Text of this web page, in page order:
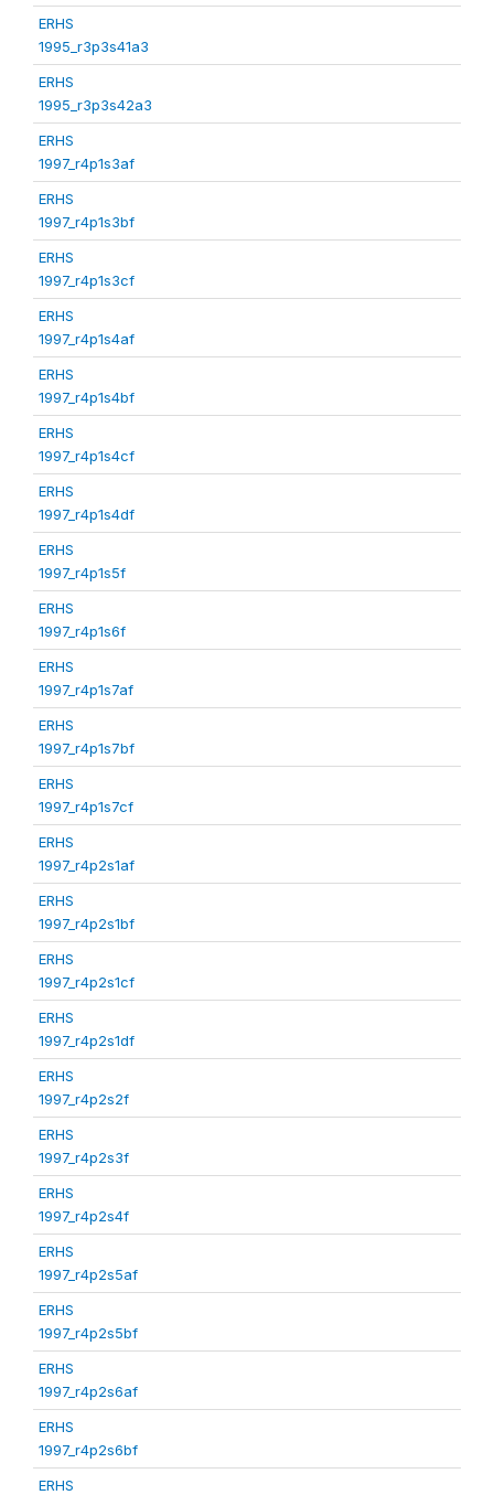
ERHS
1995_r3p3s41a3
ERHS
1995_r3p3s42a3
ERHS
1997_r4p1s3af
ERHS
1997_r4p1s3bf
ERHS
1997_r4p1s3cf
ERHS
1997_r4p1s4af
ERHS
1997_r4p1s4bf
ERHS
1997_r4p1s4cf
ERHS
1997_r4p1s4df
ERHS
1997_r4p1s5f
ERHS
1997_r4p1s6f
ERHS
1997_r4p1s7af
ERHS
1997_r4p1s7bf
ERHS
1997_r4p1s7cf
ERHS
1997_r4p2s1af
ERHS
1997_r4p2s1bf
ERHS
1997_r4p2s1cf
ERHS
1997_r4p2s1df
ERHS
1997_r4p2s2f
ERHS
1997_r4p2s3f
ERHS
1997_r4p2s4f
ERHS
1997_r4p2s5af
ERHS
1997_r4p2s5bf
ERHS
1997_r4p2s6af
ERHS
1997_r4p2s6bf
ERHS